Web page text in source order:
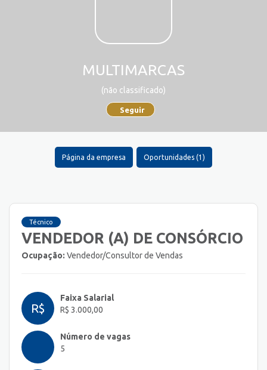
MULTIMARCAS
(não classificado)
Seguir
Página da empresa Oportunidades (1)
Técnico
VENDEDOR (A) DE CONSÓRCIO
Ocupação: Vendedor/Consultor de Vendas
R$
Faixa Salarial
R$ 3.000,00
Número de vagas
5